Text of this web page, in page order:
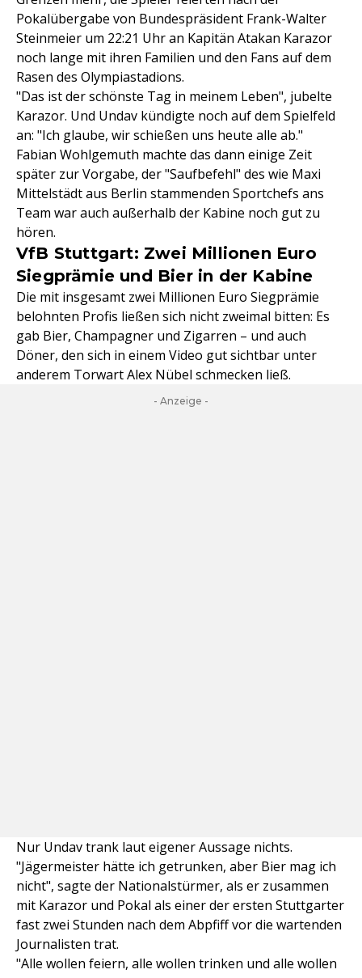
Pokalübergabe von Bundespräsident Frank-Walter
Steinmeier um 22:21 Uhr an Kapitän Atakan Karazor
noch lange mit ihren Familien und den Fans auf dem
Rasen des Olympiastadions.
"Das ist der schönste Tag in meinem Leben", jubelte
Karazor. Und Undav kündigte noch auf dem Spielfeld
an: "Ich glaube, wir schießen uns heute alle ab."
Fabian Wohlgemuth machte das dann einige Zeit
später zur Vorgabe, der "Saufbefehl" des wie Maxi
Mittelstädt aus Berlin stammenden Sportchefs ans
Team war auch außerhalb der Kabine noch gut zu
hören.
VfB Stuttgart: Zwei Millionen Euro
Siegprämie und Bier in der Kabine
Die mit insgesamt zwei Millionen Euro Siegprämie
belohnten Profis ließen sich nicht zweimal bitten: Es
gab Bier, Champagner und Zigarren – und auch
Döner, den sich in einem Video gut sichtbar unter
anderem Torwart Alex Nübel schmecken ließ.
- Anzeige -
Nur Undav trank laut eigener Aussage nichts.
"Jägermeister hätte ich getrunken, aber Bier mag ich
nicht", sagte der Nationalstürmer, als er zusammen
mit Karazor und Pokal als einer der ersten Stuttgarter
fast zwei Stunden nach dem Abpfiff vor die wartenden
Journalisten trat.
"Alle wollen feiern, alle wollen trinken und alle wollen